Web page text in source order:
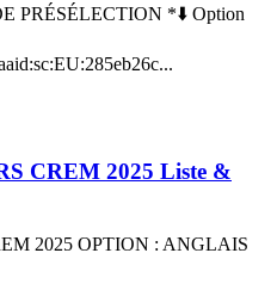
à l'ENDSS -
à l'ENDSS - session 2025